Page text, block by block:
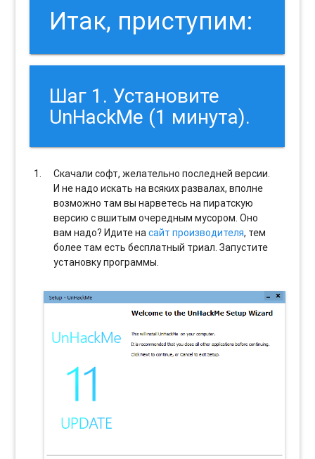
Итак, приступим:
Шаг 1. Установите
UnHackMe (1 минута).
Скачали софт, желательно последней версии.
И не надо искать на всяких развалах, вполне
возможно там вы нарветесь на пиратскую
версию с вшитым очередным мусором. Оно
вам надо? Идите насайт производителя, тем
более там есть бесплатный триал. Запустите
установку программы.